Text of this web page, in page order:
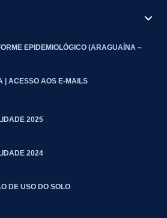
EPIDEMIOLÓGICO (ARAGUAÍNA –
| ACESSO AOS E-MAILS
2025
2024
DE USO DO SOLO